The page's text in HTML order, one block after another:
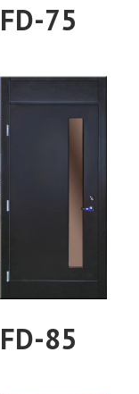
FD-75
FD-85